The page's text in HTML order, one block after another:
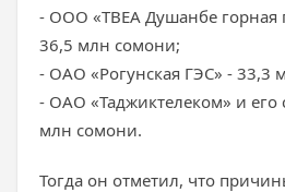
- ООО «ТВЕА Душанбе горная
36,5 млн сомони;
- ОАО «Рогунская ГЭС» - 33,3
- ОАО «Таджиктелеком» и его
млн сомони.
Тогда он отметил, что